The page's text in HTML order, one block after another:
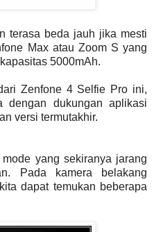
terasa beda jauh jika mesti
Max atau Zoom S yang
5000mAh.
Zenfone 4 Selfie Pro ini,
dengan dukungan aplikasi
versi termutakhir.
yang sekiranya jarang
Pada kamera belakang
dapat temukan beberapa